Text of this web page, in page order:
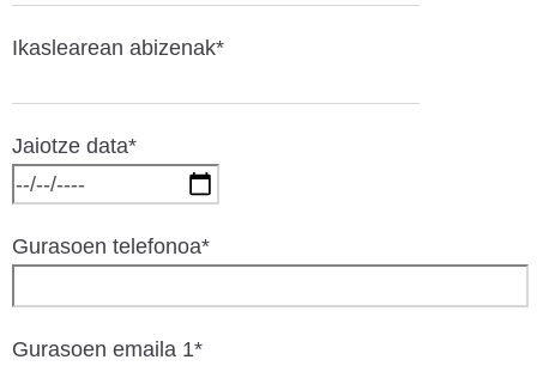
Ikaslearean abizenak*
Jaiotze data*
Gurasoen telefonoa*
Gurasoen emaila 1*